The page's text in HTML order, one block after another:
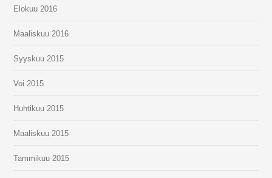
Elokuu 2016
Maaliskuu 2016
Syyskuu 2015
Voi 2015
Huhtikuu 2015
Maaliskuu 2015
Tammikuu 2015